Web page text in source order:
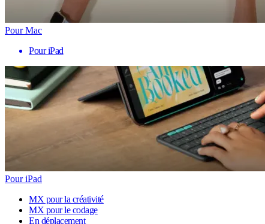
Pour Mac
Pour iPad
Pour iPad
MX pour la créativité
MX pour le codage
En déplacement